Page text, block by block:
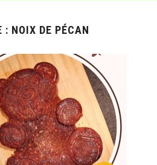
: NOIX DE PÉCAN